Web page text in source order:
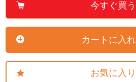
今すぐ買う
カートに入
お気に入り